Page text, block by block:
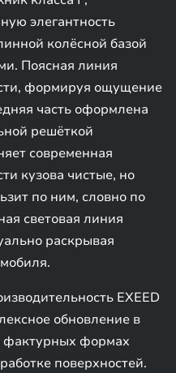
элегантность
колёсной базой
Поясная линия
формируя ощущение
часть оформлена
решёткой
современная
кузова чистые, но
по ним, словно по
световая линия
раскрывая
EXEED
обновление в
фактурных формах
поверхностей.